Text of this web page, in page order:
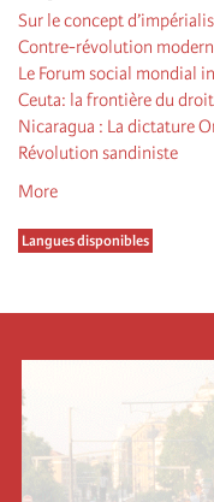
Sur le concept
Contre-révolution
Le Forum social mondial
Ceuta: la frontière du
Nicaragua : La dictature
Révolution sandiniste
More
Langues disponibles